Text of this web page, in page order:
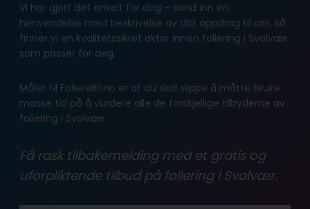
Vi har gjort det enkelt for deg – send inn en
henvendelse med beskrivelse av ditt oppdrag til oss, så
finner vi en kvalitetssikret aktør innen foliering i Svolvær
som passer for deg.
Målet til FoliereBil.no er at du skal slippe å måtte bruke
masse tid på å vurdere alle de forskjellige tilbyderne av
foliering i Svolvær.
Få rask tilbakemelding med et gratis og
uforpliktende tilbud på foliering i Svolvær.